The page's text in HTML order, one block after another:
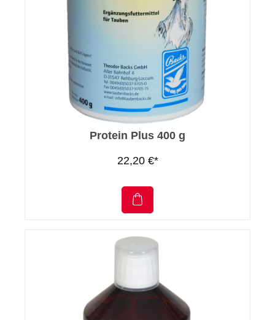
Protein Plus 400 g
22,20 €*